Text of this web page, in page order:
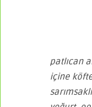
patlıcan
içine